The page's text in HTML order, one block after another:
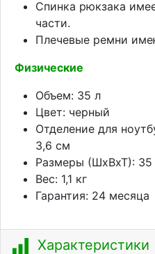
Спинка рюкзака
части.
Плечевые ремни
Физические
Объем: 35 л
Цвет: черный
Отделение для
3,6 см
Размеры (ШхВхТ):
Вес: 1,1 кг
Гарантия: 24 месяца
Характеристики